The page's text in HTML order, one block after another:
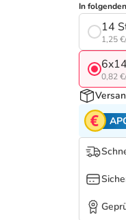
In
14
1,25
0,82